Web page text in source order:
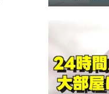
気づいた